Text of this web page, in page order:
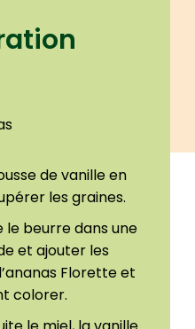
de vanille en
les graines.
le beurre dans une
et ajouter les
Florette et
colorer.